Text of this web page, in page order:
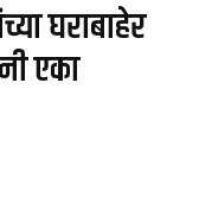
घराबाहेर
एका